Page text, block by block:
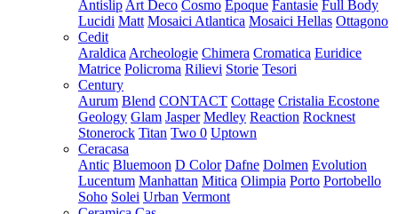
Antislip Art Deco Cosmo Epoque Fantasie Full Body
Lucidi Matt Mosaici Atlantica Mosaici Hellas Ottagono
Cedit
Araldica Archeologie Chimera Cromatica Euridice
Matrice Policroma Rilievi Storie Tesori
Century
Aurum Blend CONTACT Cottage Cristalia Ecostone
Geology Glam Jasper Medley Reaction Rocknest
Stonerock Titan Two 0 Uptown
Ceracasa
Antic Bluemoon D Color Dafne Dolmen Evolution
Lucentum Manhattan Mitica Olimpia Porto Portobello
Soho Solei Urban Vermont